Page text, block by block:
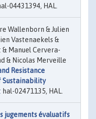
04431394, HAL.
Wallenborn & Julien
Vastenaekels &
Manuel Cervera-
& Nicolas Merveille
Resistance
Sustainability
hal-02471135, HAL.
jugements évaluatifs